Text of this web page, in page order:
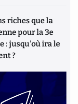
riches que la
pour la 3e
: jusqu'où ira le
?